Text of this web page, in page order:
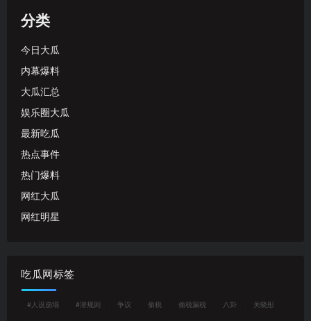
分类
今日大瓜
内幕爆料
大瓜汇总
娱乐圈大瓜
最新吃瓜
热点事件
热门爆料
网红大瓜
网红明星
吃瓜网标签
#人设崩塌 #潜规则 争议 偷税 偷税漏税 八卦 关晓彤